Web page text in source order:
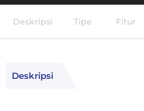
Deskripsi Tipe Fitur
Deskripsi